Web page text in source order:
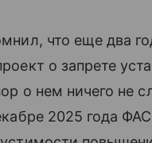
что еще два
о запрете
о нем ничего не
2025 года